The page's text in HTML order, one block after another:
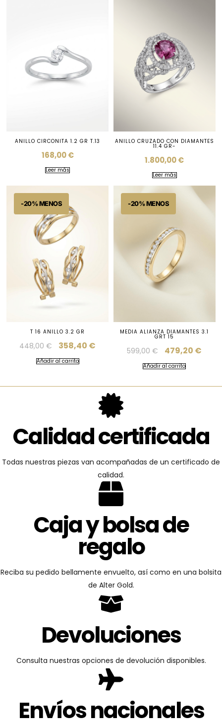
ANILLO CIRCONITA 1.2 GR T.13
168,00€
Leer más
ANILLO CRUZADO CON DIAMANTES
11.4 GR-
1.800,00€
Leer más
T 16 ANILLO 3.2 GR
448,00€ 358,40 €
Añadir al carrito
MEDIA ALIANZA DIAMANTES 3.1
GRT 15
599,00€ 479,20 €
Añadir al carrito
Calidad certificada
Todas nuestras piezas van acompañadas de un certificado de
calidad.
Caja y bolsa de
regalo
Reciba su pedido bellamente envuelto, así como en una bolsita
de Alter Gold.
Devoluciones
Consulta nuestras opciones de devolución disponibles.
Envíos nacionales